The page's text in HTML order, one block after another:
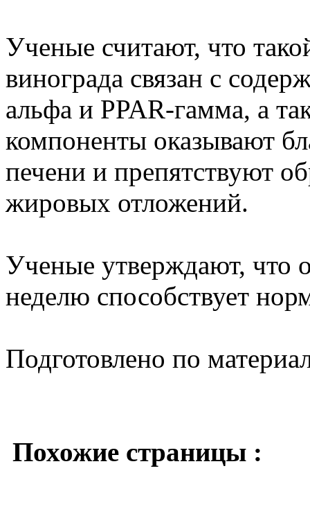
Ученые считают, что
винограда связан с
альфа и PPAR-гамма, а
компоненты оказывают
печени и препятствуют
жировых отложений.
Ученые утверждают, что
неделю способствует
Подготовлено по
Похожие страницы :